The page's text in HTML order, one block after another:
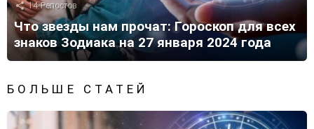
14 Репостов
Что звезды нам прочат: Гороскоп для всех
знаков Зодиака на 27 января 2024 года
БОЛЬШЕ СТАТЕЙ